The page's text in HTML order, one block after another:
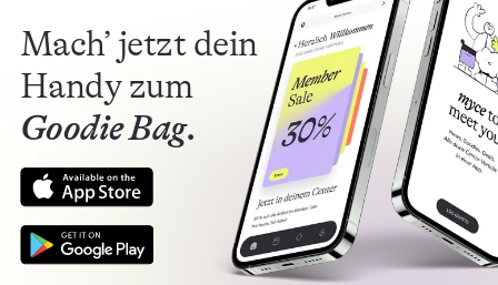
Mach’ jetzt dein
Handy zum
Goodie Bag.